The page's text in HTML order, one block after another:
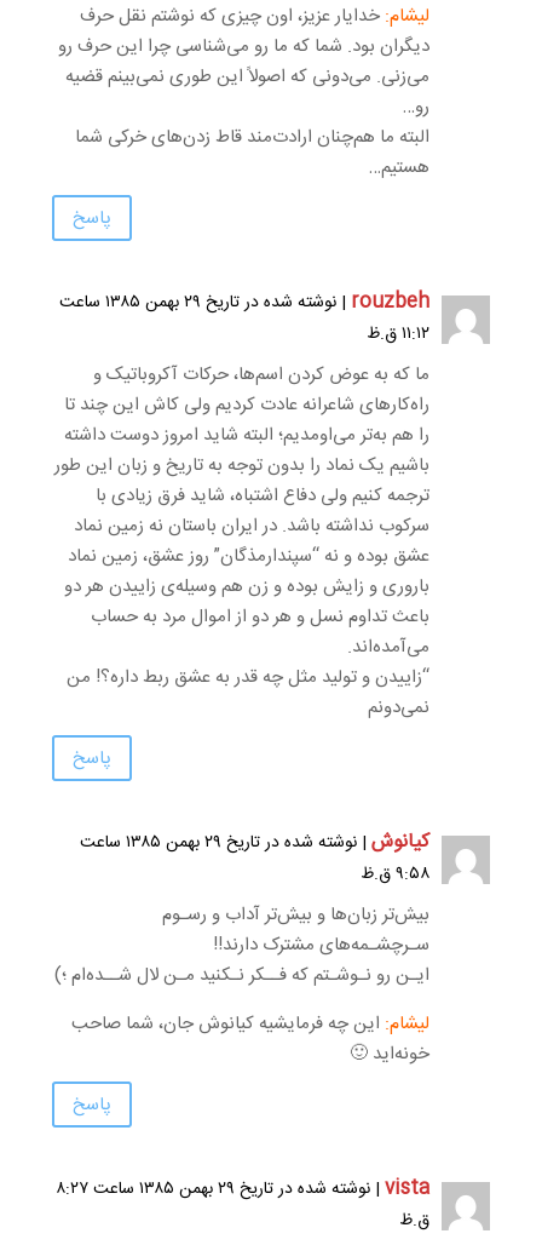
لیشام: خدایار عزیز، اون چیزی که نوشتم نقل حرف
دیگران بود. شما که ما رو می‌شناسی چرا این حرف رو
می‌زنی. می‌دونی که اصولاً این طوری نمی‌بینم قضیه
رو…
البته ما هم‌چنان ارادت‌مند قاط زدن‌های خرکی شما
هستیم…
پاسخ
rouzbeh
| نوشته شده در تاریخ ۲۹ بهمن ۱۳۸۵ ساعت
۱۱:۱۲ ق.ظ
ما که به عوض کردن اسم‌ها، حرکات آکروباتیک و
راه‌کارهای شاعرانه عادت کردیم ولی کاش این چند تا
را هم به‌تر می‌اومدیم؛ البته شاید امروز دوست داشته
باشیم یک نماد را بدون توجه به تاریخ و زبان این طور
ترجمه کنیم ولی دفاع اشتباه، شاید فرق زیادی با
سرکوب نداشته باشد. در ایران باستان نه زمین نماد
عشق بوده و نه “سپندارمذگان” روز عشق، زمین نماد
باروری و زایش بوده و زن هم وسیله‌ی زاییدن هر دو
باعث تداوم نسل و هر دو از اموال مرد به حساب
می‌آمده‌اند.
“زاییدن و تولید مثل چه قدر به عشق ربط داره؟! من
نمی‌دونم
پاسخ
کیانوش
| نوشته شده در تاریخ ۲۹ بهمن ۱۳۸۵ ساعت
۹:۵۸ ق.ظ
بیش‌تر زبان‌ها و بیش‌تر آداب و رسـوم
سـرچشـمه‌های مشترک دارند!!
ایـن رو نـوشـتم که فــکر نـکنید مـن لال شــده‌ام ؛)
لیشام: این چه فرمایشیه کیانوش جان، شما صاحب
خونه‌اید 🙂
پاسخ
vista
| نوشته شده در تاریخ ۲۹ بهمن ۱۳۸۵ ساعت ۸:۲۷
ق.ظ